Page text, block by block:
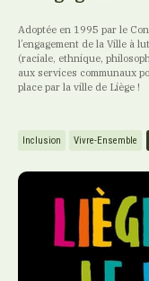
Adoptée en 1995 par le
l’engagement de la Ville à
(raciale, ethnique,
aux services communaux
place par la ville de Liège !
Inclusion Vivre-Ensemble